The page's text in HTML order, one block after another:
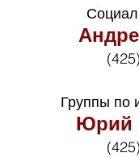
Группы по
Юрий